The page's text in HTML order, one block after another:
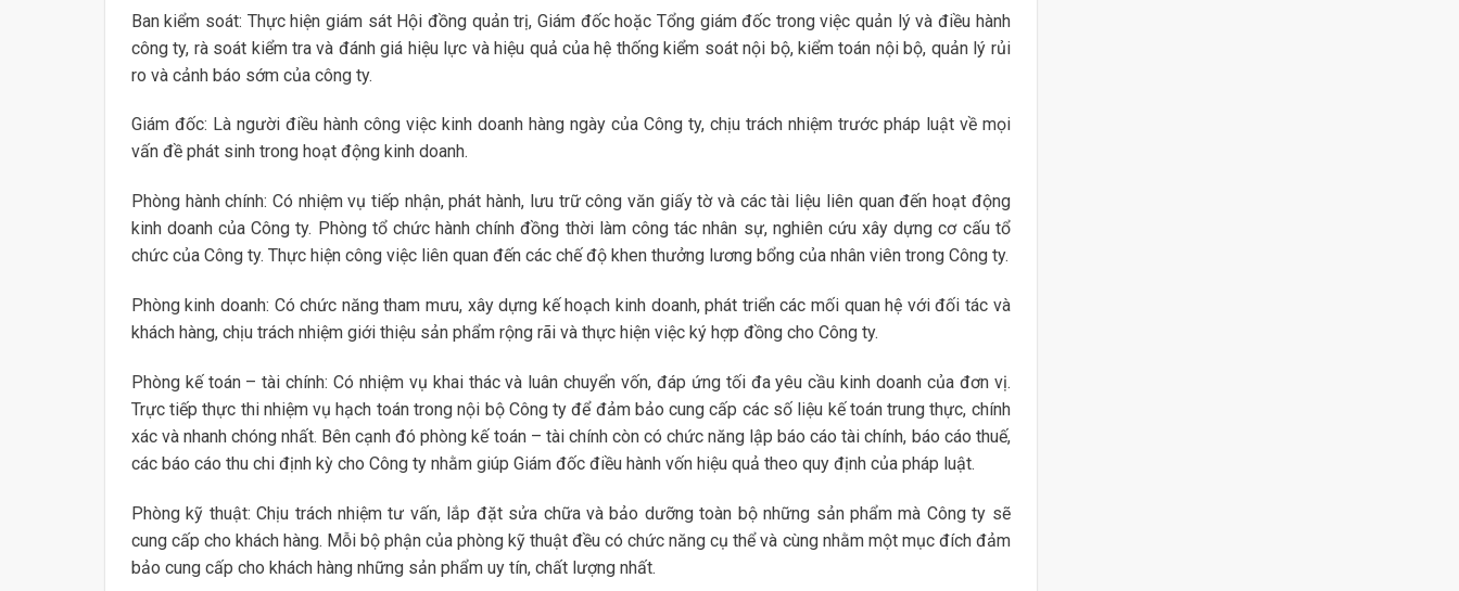
Ban kiểm soát: Thực hiện giám sát Hội đồng quản trị, Giám đốc hoặc Tổng giám đốc trong việc quản lý và điều hành
công ty, rà soát kiểm tra và đánh giá hiệu lực và hiệu quả của hệ thống kiểm soát nội bộ, kiểm toán nội bộ, quản lý rủi
ro và cảnh báo sớm của công ty.
Giám đốc: Là người điều hành công việc kinh doanh hàng ngày của Công ty, chịu trách nhiệm trước pháp luật về mọi
vấn đề phát sinh trong hoạt động kinh doanh.
Phòng hành chính: Có nhiệm vụ tiếp nhận, phát hành, lưu trữ công văn giấy tờ và các tài liệu liên quan đến hoạt động
kinh doanh của Công ty. Phòng tổ chức hành chính đồng thời làm công tác nhân sự, nghiên cứu xây dựng cơ cấu tổ
chức của Công ty. Thực hiện công việc liên quan đến các chế độ khen thưởng lương bổng của nhân viên trong Công ty.
Phòng kinh doanh: Có chức năng tham mưu, xây dựng kế hoạch kinh doanh, phát triển các mối quan hệ với đối tác và
khách hàng, chịu trách nhiệm giới thiệu sản phẩm rộng rãi và thực hiện việc ký hợp đồng cho Công ty.
Phòng kế toán – tài chính: Có nhiệm vụ khai thác và luân chuyển vốn, đáp ứng tối đa yêu cầu kinh doanh của đơn vị.
Trực tiếp thực thi nhiệm vụ hạch toán trong nội bộ Công ty để đảm bảo cung cấp các số liệu kế toán trung thực, chính
xác và nhanh chóng nhất. Bên cạnh đó phòng kế toán – tài chính còn có chức năng lập báo cáo tài chính, báo cáo thuế,
các báo cáo thu chi định kỳ cho Công ty nhằm giúp Giám đốc điều hành vốn hiệu quả theo quy định của pháp luật.
Phòng kỹ thuật: Chịu trách nhiệm tư vấn, lắp đặt sửa chữa và bảo dưỡng toàn bộ những sản phẩm mà Công ty sẽ
cung cấp cho khách hàng. Mỗi bộ phận của phòng kỹ thuật đều có chức năng cụ thể và cùng nhằm một mục đích đảm
bảo cung cấp cho khách hàng những sản phẩm uy tín, chất lượng nhất.